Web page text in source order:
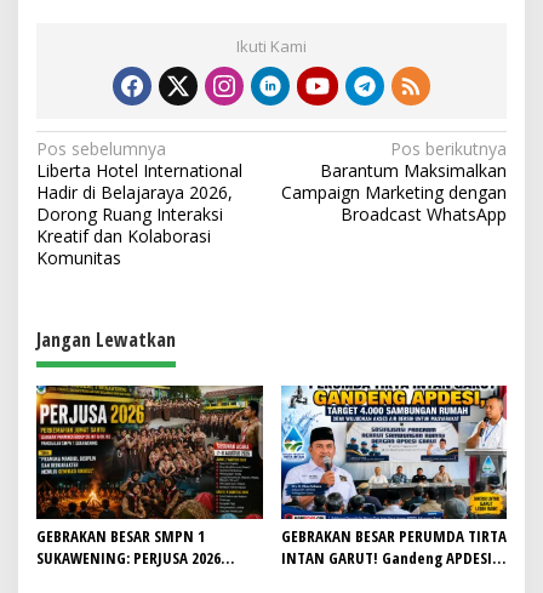
Ikuti Kami
N
a
v
i
a
s
i
p
o
s
Pos sebelumnya
Liberta Hotel International
Hadir di Belajaraya 2026,
Dorong Ruang Interaksi
Kreatif dan Kolaborasi
Komunitas
Pos berikutnya
Barantum Maksimalkan
Campaign Marketing dengan
Broadcast WhatsApp
Jangan Lewatkan
GEBRAKAN BESAR SMPN 1
SUKAWENING: PERJUSA 2026
GEBRAKAN BESAR PERUMDA TIRTA
INTAN GARUT! Gandeng APDESI,